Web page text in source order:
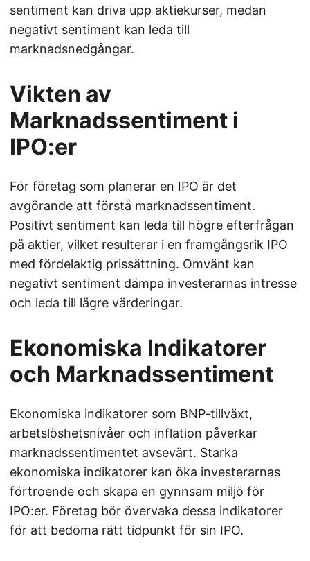
sentiment kan driva upp aktiekurser, medan
negativt sentiment kan leda till
marknadsnedgångar.
Vikten av
Marknadssentiment i
IPO:er
För företag som planerar en IPO är det
avgörande att förstå marknadssentiment.
Positivt sentiment kan leda till högre efterfrågan
på aktier, vilket resulterar i en framgångsrik IPO
med fördelaktig prissättning. Omvänt kan
negativt sentiment dämpa investerarnas intresse
och leda till lägre värderingar.
Ekonomiska Indikatorer
och Marknadssentiment
Ekonomiska indikatorer som BNP-tillväxt,
arbetslöshetsnivåer och inflation påverkar
marknadssentimentet avsevärt. Starka
ekonomiska indikatorer kan öka investerarnas
förtroende och skapa en gynnsam miljö för
IPO:er. Företag bör övervaka dessa indikatorer
för att bedöma rätt tidpunkt för sin IPO.